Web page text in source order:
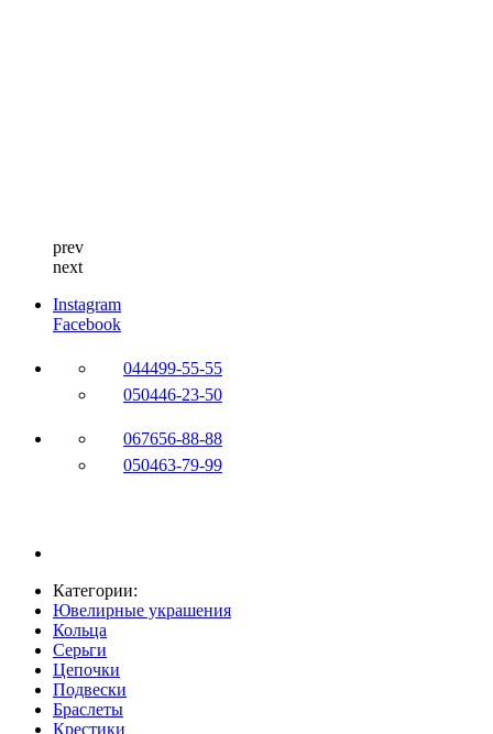
prev
next
Instagram
Facebook
044499-55-55
050446-23-50
067656-88-88
050463-79-99
Категории:
Ювелирные украшения
Кольца
Серьги
Цепочки
Подвески
Браслеты
Крестики